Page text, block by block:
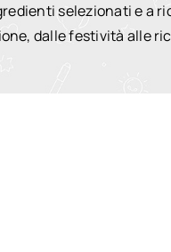
selezionati e a
dalle festività alle